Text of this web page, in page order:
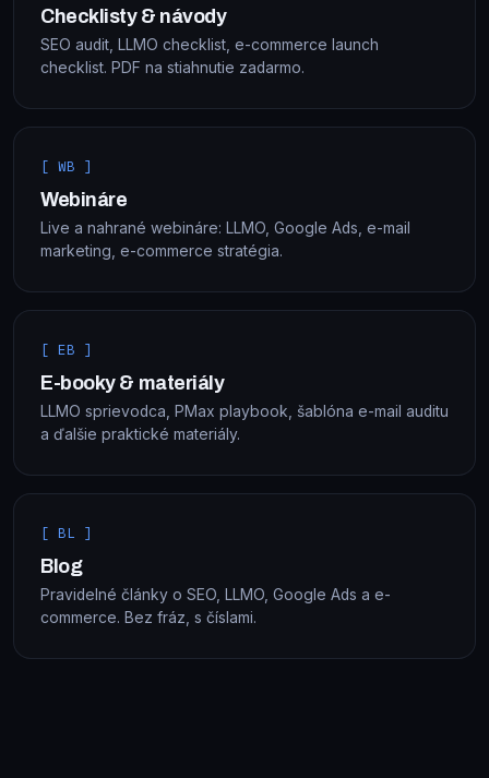
Checklisty & návody
SEO audit, LLMO checklist, e-commerce launch
checklist. PDF na stiahnutie zadarmo.
[ WB ]
Webináre
Live a nahrané webináre: LLMO, Google Ads, e-mail
marketing, e-commerce stratégia.
[ EB ]
E-booky & materiály
LLMO sprievodca, PMax playbook, šablóna e-mail auditu
a ďalšie praktické materiály.
[ BL ]
Blog
Pravidelné články o SEO, LLMO, Google Ads a e-
commerce. Bez fráz, s číslami.